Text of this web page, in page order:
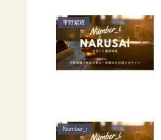
平野紫耀
Number_i